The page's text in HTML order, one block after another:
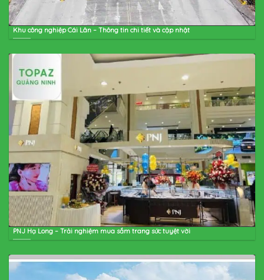
Khu công nghiệp Cái Lân – Thông tin chi tiết và cập nhật
PNJ Hạ Long – Trải nghiệm mua sắm trang sức tuyệt vời